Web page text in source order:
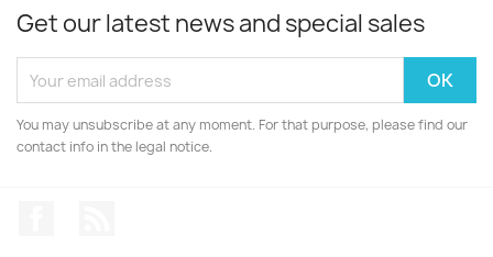
Get our latest news and special sales
You may unsubscribe at any moment. For that purpose, please find our
contact info in the legal notice.